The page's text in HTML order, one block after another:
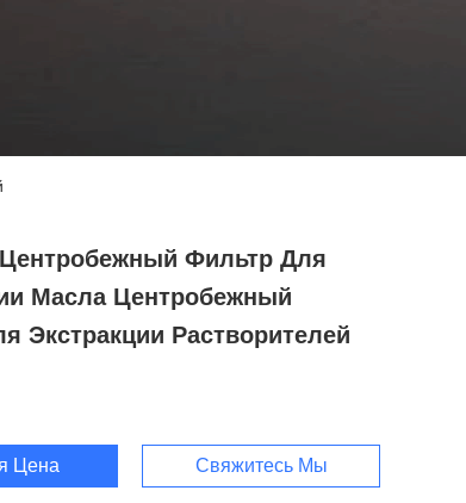
Фильтр Для
Масла Центробежный
Экстракции Растворителей
Цена Свяжитесь Мы